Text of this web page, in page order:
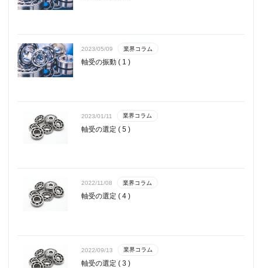
2023/05/09 業界コラム
軸受の振動 ( 1 )
2023/01/11 業界コラム
軸受の選定 ( 5 )
2022/11/08 業界コラム
軸受の選定 ( 4 )
2022/09/13 業界コラム
軸受の選定 ( 3 )